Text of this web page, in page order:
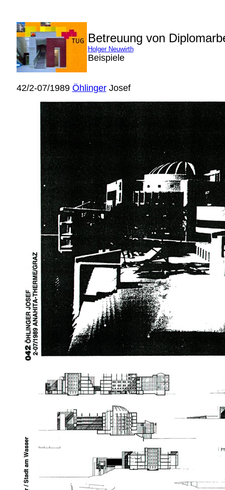
Betreuung von
Holger Neuwirth
Beispiele
42/2-07/1989 ÖhlingerJosef